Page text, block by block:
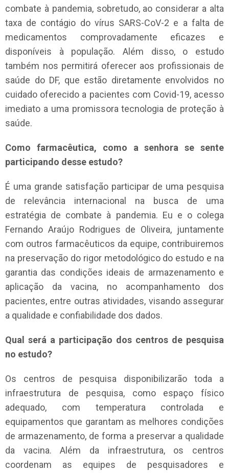
combate à pandemia, sobretudo, ao considerar a alta
taxa de contágio do vírus SARS-CoV-2 e a falta de
medicamentos comprovadamente eficazes e
disponíveis à população. Além disso, o estudo
também nos permitirá oferecer aos profissionais de
saúde do DF, que estão diretamente envolvidos no
cuidado oferecido a pacientes com Covid-19, acesso
imediato a uma promissora tecnologia de proteção à
saúde.
Como farmacêutica, como a senhora se sente
participando desse estudo?
É uma grande satisfação participar de uma pesquisa
de relevância internacional na busca de uma
estratégia de combate à pandemia. Eu e o colega
Fernando Araújo Rodrigues de Oliveira, juntamente
com outros farmacêuticos da equipe, contribuiremos
na preservação do rigor metodológico do estudo e na
garantia das condições ideais de armazenamento e
aplicação da vacina, no acompanhamento dos
pacientes, entre outras atividades, visando assegurar
a qualidade e confiabilidade dos dados.
Qual será a participação dos centros de pesquisa
no estudo?
Os centros de pesquisa disponibilizarão toda a
infraestrutura de pesquisa, como espaço físico
adequado, com temperatura controlada e
equipamentos que garantam as melhores condições
de armazenamento, de forma a preservar a qualidade
da vacina. Além da infraestrutura, os centros
coordenam as equipes de pesquisadores e